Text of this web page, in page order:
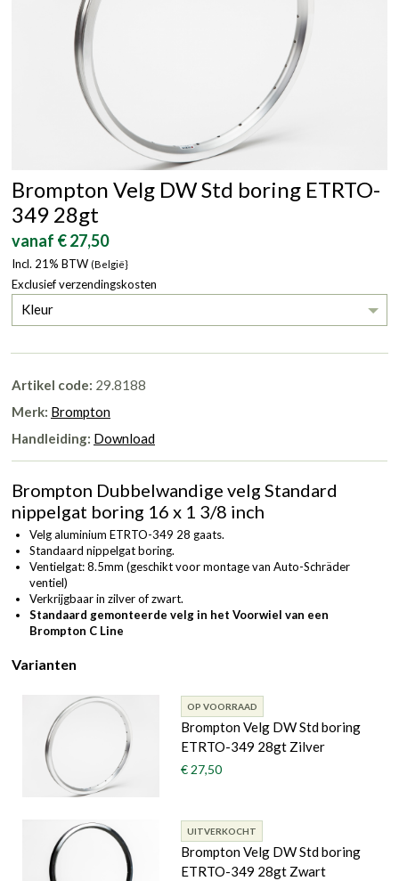
Brompton Velg DW Std boring ETRTO-
349 28gt
vanaf € 27,50
Incl. 21% BTW (België}
Exclusief verzendingskosten
Kleur
Artikel code: 29.8188
Merk: Brompton
Handleiding: Download
Brompton Dubbelwandige velg Standard
nippelgat boring 16 x 1 3/8 inch
Velg aluminium ETRTO-349 28 gaats.
Standaard nippelgat boring.
Ventielgat: 8.5mm (geschikt voor montage van Auto-Schräder
ventiel)
Verkrijgbaar in zilver of zwart.
Standaard gemonteerde velg in het Voorwiel van een
Brompton C Line
Varianten
OP VOORRAAD
Brompton Velg DW Std boring
ETRTO-349 28gt Zilver
€ 27,50
UITVERKOCHT
Brompton Velg DW Std boring
ETRTO-349 28gt Zwart